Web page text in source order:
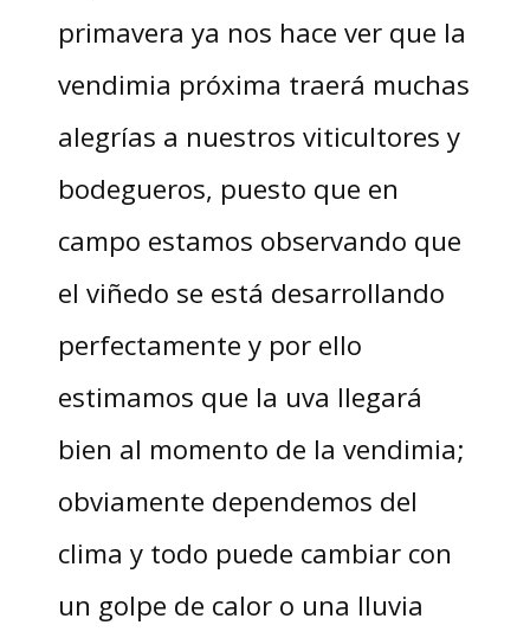
primavera ya nos hace ver que la
vendimia próxima traerá muchas
alegrías a nuestros viticultores y
bodegueros, puesto que en
campo estamos observando que
el viñedo se está desarrollando
perfectamente y por ello
estimamos que la uva llegará
bien al momento de la vendimia;
obviamente dependemos del
clima y todo puede cambiar con
un golpe de calor o una lluvia